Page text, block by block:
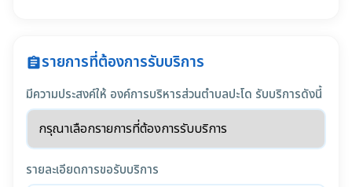
assignmentรายการที่ต้องการรับบริการ
มีความประสงค์ให้ องค์การบริหารส่วนตำบลปะโด รับบริการดังนี้
รายละเอียดการขอรับบริการ